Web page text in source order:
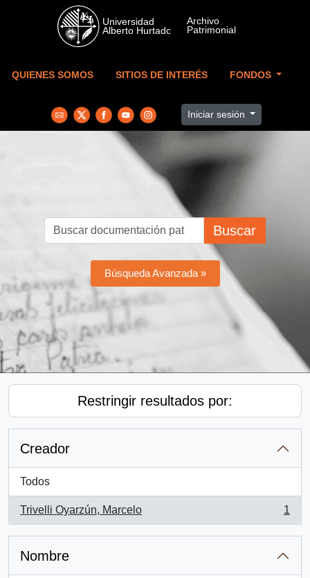
Skip to main content
QUIENES SOMOS SITIOS DE INTERÉS FONDOS
Iniciar sesión
Buscar
Búsqueda Avanzada »
Restringir resultados por:
Creador
Todos
Trivelli Oyarzún, Marcelo
, 1 resultados
1
Nombre